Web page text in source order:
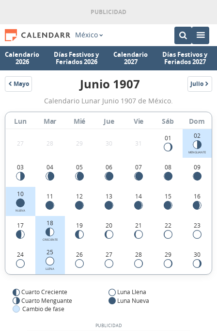
México
Calendario
2026
Días Festivos y
Feriados 2026
Calendario
2027
Días Festivos y
Feriados 2027
Mayo
1907
Calendario
Lunar
Junio
México.
Junio 1907 Julio
1907
Calendario Lunar Junio 1907 de México.
Lun Mar Mié Jue Vie Sáb Dom
27 28 29 30 31
01 02
MENGUANTE
03 04 05 06 07 08 09
10
NUEVA
11 12 13 14 15 16
17 18
CRECIENTE
19 20 21 22 23
24 25
LLENA
26 27 28 29 30
Cuarto Creciente
Luna Llena
Cuarto Menguante
Luna Nueva
Cambio de fase